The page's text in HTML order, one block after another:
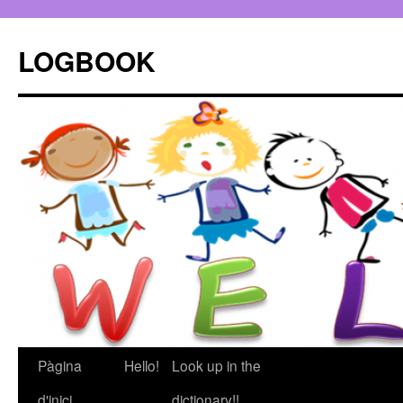
LOGBOOK
Vés
Pàgina
Hello!
Look up in the